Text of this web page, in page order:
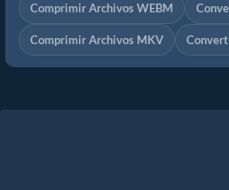
Comprimir Archivos WEBM
Comprimir Archivos MKV